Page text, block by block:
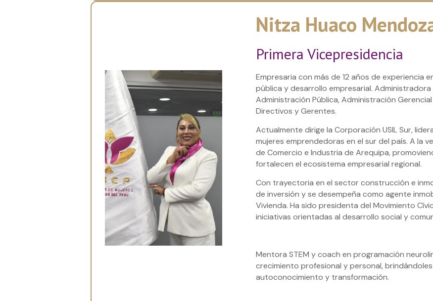
Nitza Huaco
Primera Vicepresidencia
Empresaria con más de 12 años de experiencia
pública y desarrollo empresarial.
Administración Pública, Administración
Directivos y Gerentes.
Actualmente dirige la Corporación USIL Sur,
mujeres emprendedoras en el sur del país. A la
de Comercio e Industria de Arequipa,
fortalecen el ecosistema empresarial regional.
Con trayectoria en el sector construcción e
de inversión y se desempeña como agente
Vivienda. Ha sido presidenta del Movimiento
iniciativas orientadas al desarrollo social y
Mentora STEM y coach en programación
crecimiento profesional y personal,
autoconocimiento y transformación.